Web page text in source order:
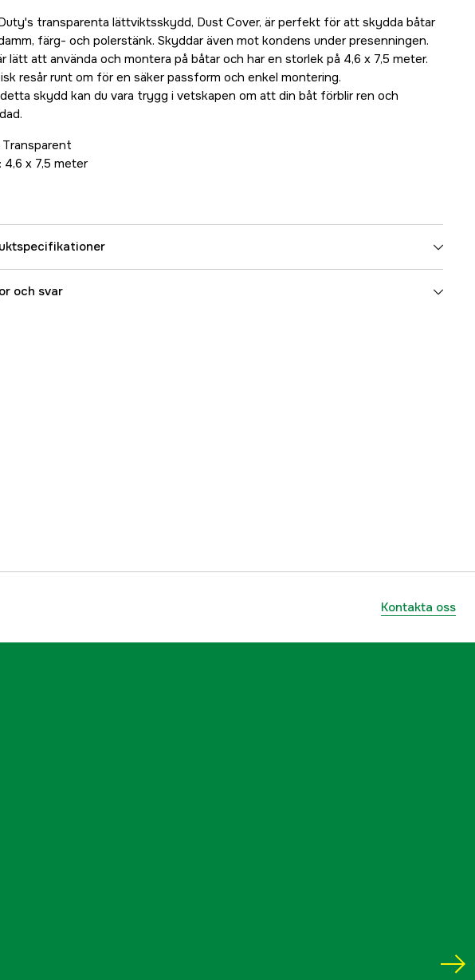
transparenta lättviktsskydd, Dust Cover, är perfekt för att skydda båtar
färg- och polerstänk. Skyddar även mot kondens under presenningen.
lätt att använda och montera på båtar och har en storlek på 4,6 x 7,5 meter.
resår runt om för en säker passform och enkel montering.
skydd kan du vara trygg i vetskapen om att din båt förblir ren och
Transparent
4,6 x 7,5 meter
och svar
Kontakta oss